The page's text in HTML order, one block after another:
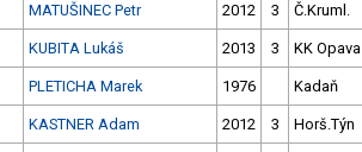
MATUŠINEC Petr 2012 3 Č.Kruml.
KUBITA Lukáš 2013 3 KK Opava
PLETICHA Marek 1976 Kadaň
KASTNER Adam 2012 3 Horš.Týn